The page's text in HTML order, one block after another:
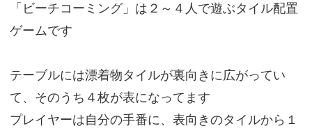
「ビーチコーミング」は２～４人で遊ぶタイル配置
ゲームです
テーブルには漂着物タイルが裏向きに広がってい
て、そのうち４枚が表になってます
プレイヤーは自分の手番に、表向きのタイルから１